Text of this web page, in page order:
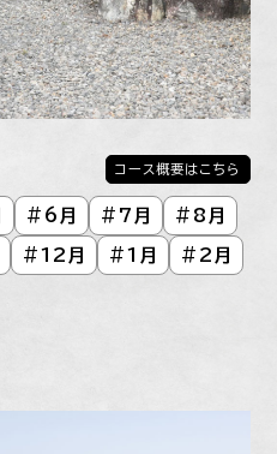
コース概要はこちら
# 6月 # 7月 # 8月
#12月 #1月 # 2月